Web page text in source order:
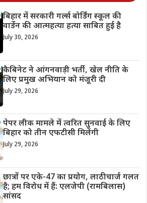
बिहार में सरकारी गर्ल्स बोर्डिंग स्कूल की
वार्डेन की आत्महत्या हत्या साबित हुई है
July 30, 2026
कैबिनेट ने आंगनवाड़ी भर्ती, खेल नीति के
लिए प्रमुख अभियान को मंजूरी दी
July 29, 2026
पेपर लीक मामले में त्वरित सुनवाई के लिए
बिहार को तीन एफटीसी मिलेंगी
July 29, 2026
छात्रों पर एके-47 का प्रयोग, लाठीचार्ज गलत
है; हम विरोध में हैं: एलजेपी (रामबिलास)
सांसद